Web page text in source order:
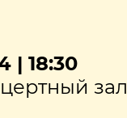
| 18:30
зал